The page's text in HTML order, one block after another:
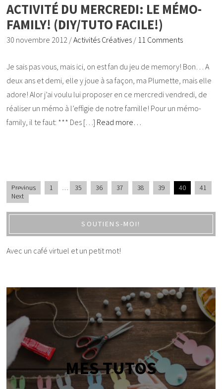
ACTIVITÉ DU MERCREDI: LE MÉMO-
FAMILY! (DIY/TUTO FACILE!)
30 novembre 2012 /Activités Créatives / 11 Comments
Je sais pas vous, mais ici, on est fan du jeu de memory! Bon… A
deux ans et demi, elle y joue à sa façon, ma Plumette, mais elle
adore! Alor j’ai voulu lui proposer en ce mercredi vendredi, de
réaliser un mémo à l’effigie de notre famille! Pour un mémo-
family, il te faut: *** Des […] Read more…
Previous 1 … 35 36 37 38 39 40
41
Next
SOUTIENS-MOI!
Avec un café virtuel et un petit mot!
MES TUTOS